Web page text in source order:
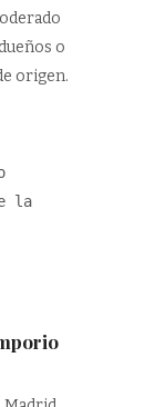
o
origen.
la